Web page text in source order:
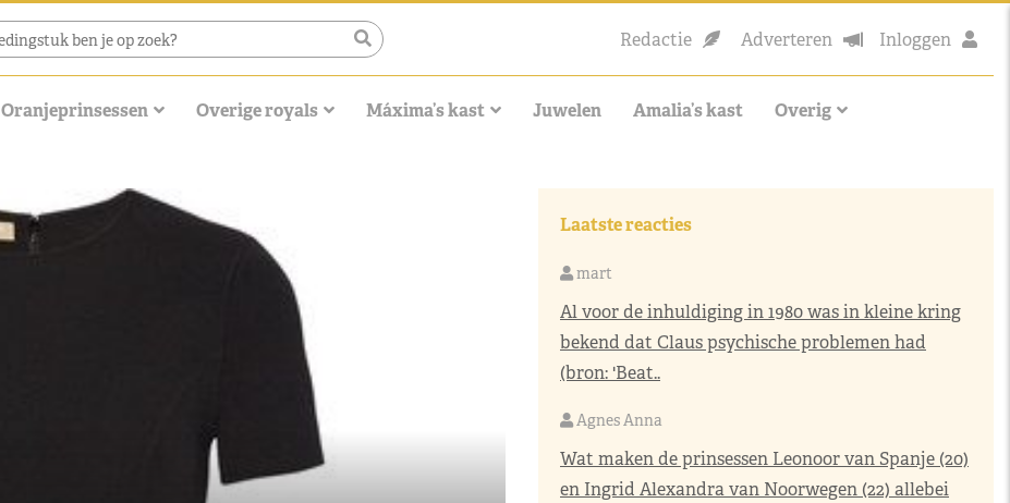
Redactie Adverteren Inloggen
Oranjeprinsessen Overige royals Máxima’s kast Juwelen Amalia’s kast Overig
Laatste reacties
mart
Al voor de inhuldiging in 1980 was in kleine kring
bekend dat Claus psychische problemen had
(bron: 'Beat..
Agnes Anna
Wat maken de prinsessen Leonoor van Spanje (20)
en Ingrid Alexandra van Noorwegen (22) allebei